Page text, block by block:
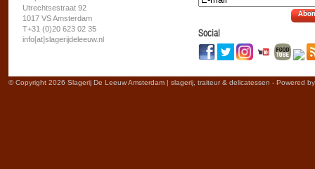
Utrechtsestraat 92
1017 VS Amsterdam
T+31 (0)20 623 02 35
info[at]slagerijdeleeuw.nl
Social
© Copyright 2026 Slagerij De Leeuw Amsterdam | slagerij, traiteur & delicatessen - Powered